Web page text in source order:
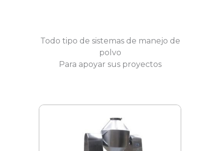
Todo tipo de sistemas de manejo de
polvo
Para apoyar sus proyectos